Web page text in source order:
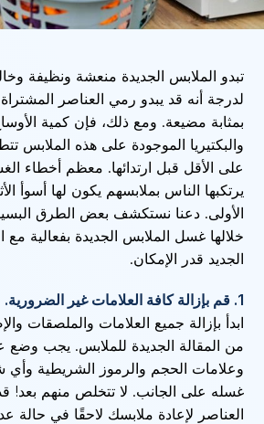
تبدو الملابس الجديدة منعشة ونظيفة
لدرجة أنه قد يبدو رمي العناصر
بمثابة مضيعة. ومع ذلك، فإن كمية الأوساخ
والبكتيريا الموجودة على هذه الملابس
على الأقل قبل ارتدائها. معظم أخطاء
يرتكبها الناس بملابسهم يكون لها أسوأ
الأولى. دعنا نستكشف بعض الطرق
خلالها غسل الملابس الجديدة بفعالية
الجديد قدر الإمكان.
1. قم بإزالة كافة العلامات غير الضرورية.
ابدأ بإزالة جميع العلامات والملصقات
من المقالة الجديدة للملابس. يجب وضع
وعلامات الحجم والرموز الشريطية وأي
غسله على الجانب. لا تتخلص منهم بعد!
العناصر لإعادة ملابسك لاحقًا في حالة